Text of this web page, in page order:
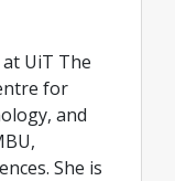
UiT The
for
and
She is